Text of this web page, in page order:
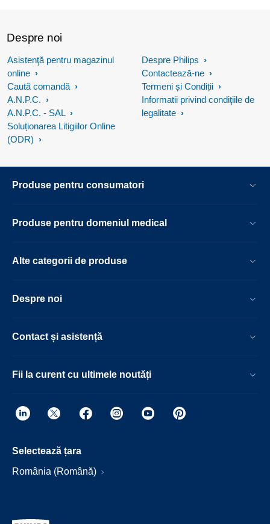
Despre noi
Asistenţă pentru magazinul
online
Caută comandă
A.N.P.C.
A.N.P.C. - SAL
Soluționarea Litigiilor Online
(ODR)
Despre Philips
Contactează-ne
Termeni și Condiții
Informatii privind condiţiile de
legalitate
Produse pentru consumatori
Produse pentru domeniul medical
Alte categorii de produse
Despre noi
Contact și asistență
Fii la curent cu ultimele noutăți
Selectează țara
România (Română)